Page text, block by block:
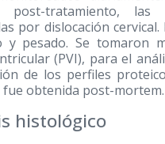
post-tratamiento,
por dislocación
y pesado. Se tomaron
(PVI), para el
de los perfiles
obtenida post-mortem.
histológico